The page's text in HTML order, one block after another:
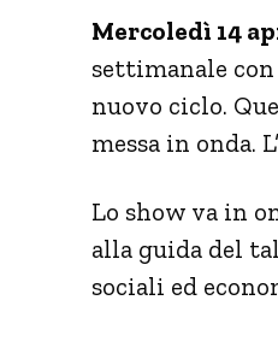
Mercoledì 14
settimanale
nuovo ciclo.
messa in onda.
Lo show va in
alla guida del
sociali ed